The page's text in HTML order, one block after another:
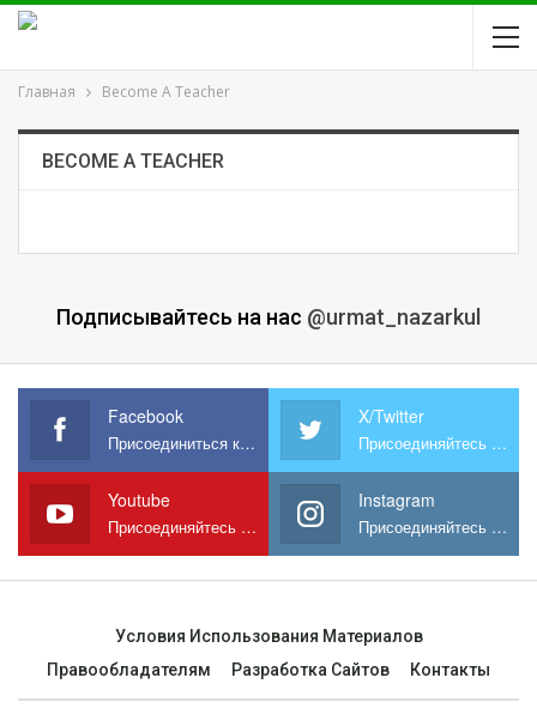
Главная Become A Teacher
BECOME A TEACHER
Подписывайтесь на нас @urmat_nazarkul
Facebook
Присоединиться к нам на Facebook
X/Twitter
Присоединяйтесь к нам в X
Youtube
Присоединяйтесь к нам на YouTube
Instagram
Присоединяйтесь к нам в Instagram
Условия Использования Материалов
Правообладателям
Разработка Сайтов Контакты